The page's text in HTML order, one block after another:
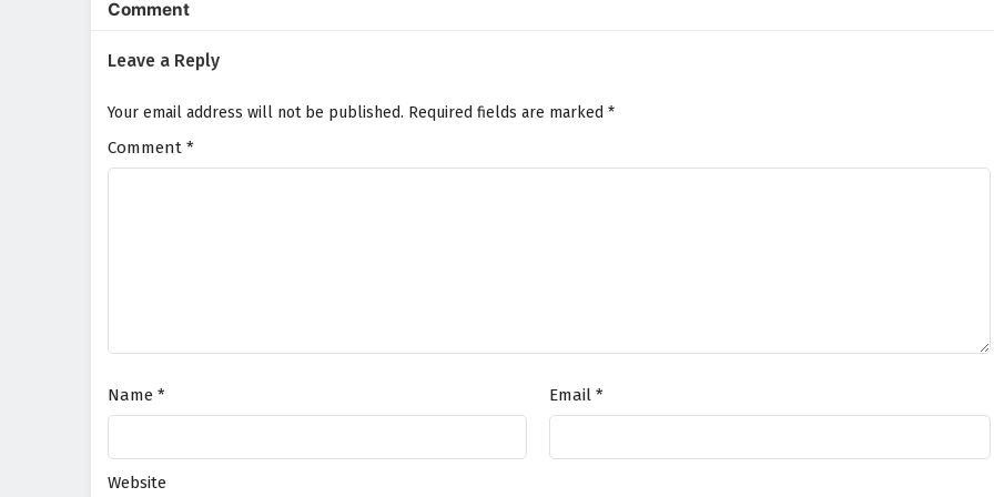
Comment
Leave a Reply
Your email address will not be published. Required fields are marked *
Comment *
Name * Email *
Website